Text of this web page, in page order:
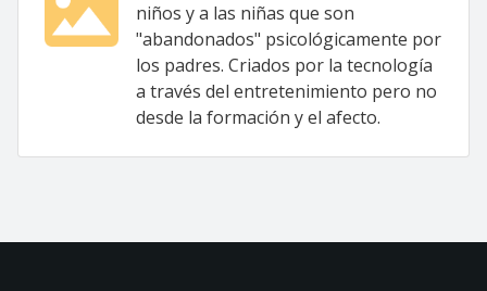
niños y a las niñas que son
"abandonados" psicológicamente por
los padres. Criados por la tecnología
a través del entretenimiento pero no
desde la formación y el afecto.